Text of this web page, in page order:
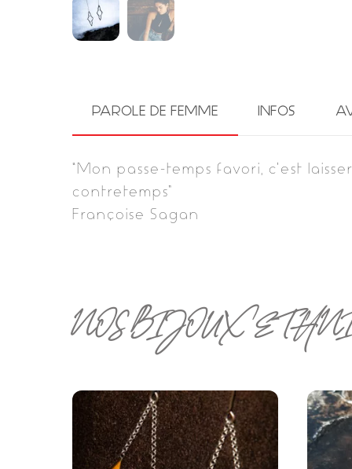
PAROLE DE FEMME INFOS
“Mon passe-temps favori, c’est
contretemps”
Françoise Sagan
NOS BIJOUX